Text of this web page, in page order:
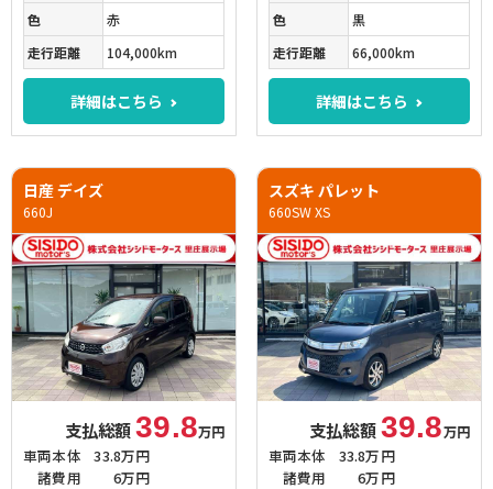
色
赤
走行距離
104,000km
詳細はこちら
色
黒
走行距離
66,000km
詳細はこちら
日産 デイズ
660J
支払総額39.8万円
車両本体
33.8万円
諸費用
6万円
スズキ パレット
660SW XS
支払総額39.8万円
車両本体
33.8万円
諸費用
6万円